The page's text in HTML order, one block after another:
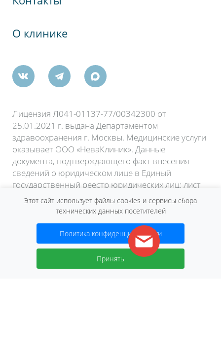
О клинике
Лицензия Л041-01137-77/00342300 от
25.01.2021 г. выдана Департаментом
здравоохранения г. Москвы. Медицинские услуги
оказывает ООО «НеваКлиник». Данные
документа, подтверждающего факт внесения
сведений о юридическом лице в Единый
государственный реестр юридических лиц: лист
записи ЕГРЮЛ по форме Р50007 от 25.08.2020,
зарегистрировано Межрайонной инспекцией
Договор оферты
2026 © Сеть клиник «Нева»
Этот сайт использует файлы cookies и сервисы сбора
технических данных посетителей
Политика конфиденциальности
Принять